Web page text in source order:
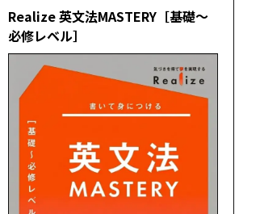
Realize 英文法MASTERY［基礎～
必修レベル］